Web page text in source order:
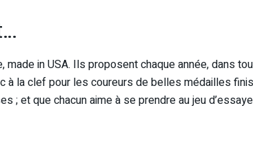
made in USA. Ils proposent chaque année, dans
à la clef pour les coureurs de belles médailles
; et que chacun aime à se prendre au jeu